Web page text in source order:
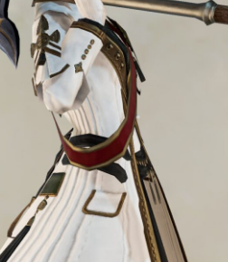
目隠し
口隠し
マスク
フルフェイス
頭装備ギミックあり